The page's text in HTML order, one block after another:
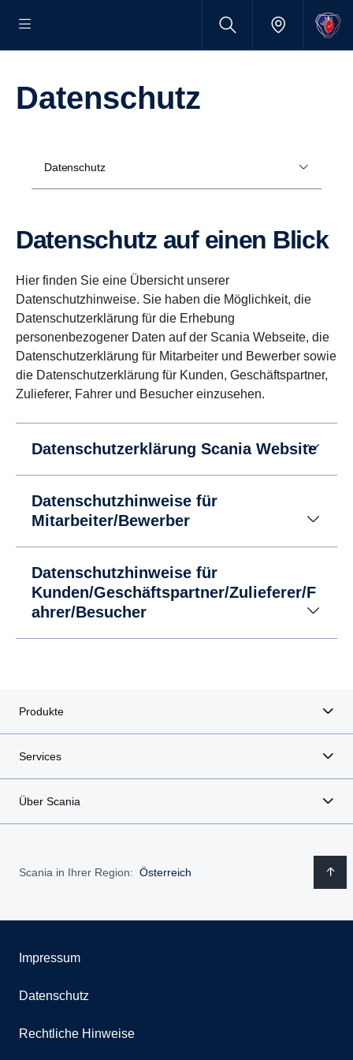
Datenschutz
Datenschutz
Datenschutz auf einen Blick
Hier finden Sie eine Übersicht unserer
Datenschutzhinweise. Sie haben die Möglichkeit, die
Datenschutzerklärung für die Erhebung
personenbezogener Daten auf der Scania Webseite, die
Datenschutzerklärung für Mitarbeiter und Bewerber sowie
die Datenschutzerklärung für Kunden, Geschäftspartner,
Zulieferer, Fahrer und Besucher einzusehen.
Datenschutzerklärung Scania Website
Datenschutzhinweise für
Mitarbeiter/Bewerber
Datenschutzhinweise für
Kunden/Geschäftspartner/Zulieferer/F
ahrer/Besucher
Produkte
Services
Über Scania
Scania in Ihrer Region: Österreich
Impressum
Datenschutz
Rechtliche Hinweise